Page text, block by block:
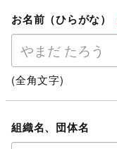
お名前（ひらがな）
(全角文字)
組織名、団体名